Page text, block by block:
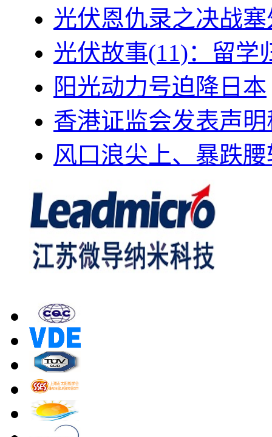
光伏恩仇录之决战
光伏故事(11)：留学
阳光动力号迫降日本
香港证监会发表声
风口浪尖上、暴跌